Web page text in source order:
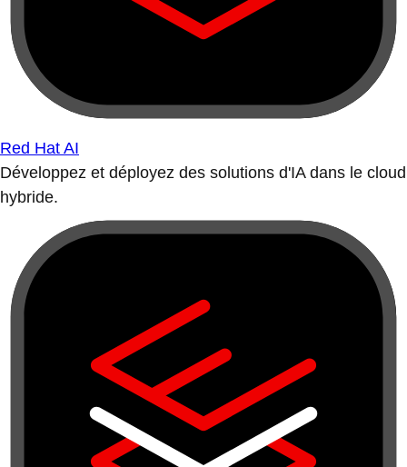
Red Hat AI
Développez et déployez des solutions d'IA dans le cloud
hybride.